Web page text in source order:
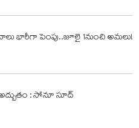
భారీగా పెంపు..జూలై 1నుంచి అమలు!
: సోనూ సూద్